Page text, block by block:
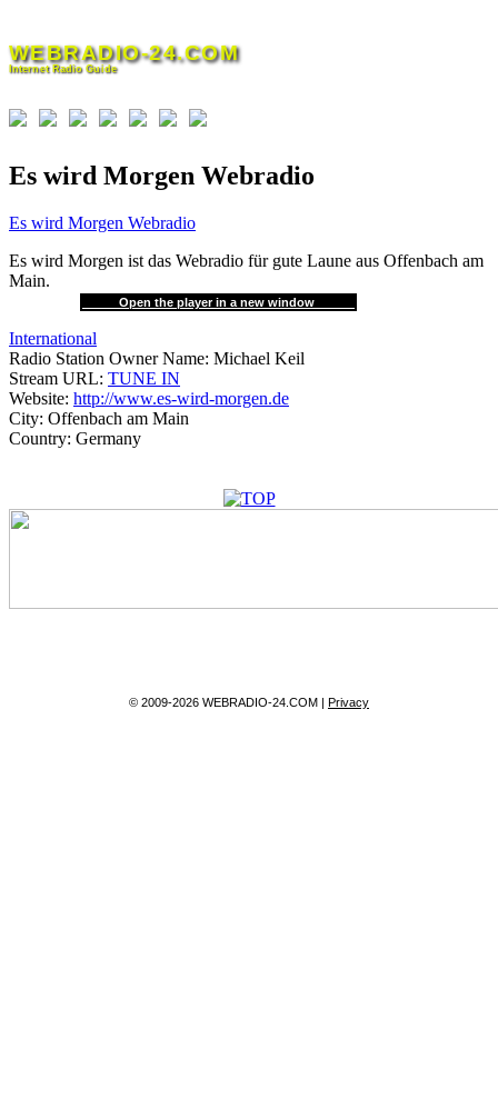
content
WEBRADIO-24.COM
Internet Radio Guide
Es wird Morgen Webradio
Es wird Morgen Webradio
Es wird Morgen ist das Webradio für gute Laune aus Offenbach am
Main.
Open the player in a new window
International
Radio Station Owner Name: Michael Keil
Stream URL: TUNE IN
Website: http://www.es-wird-morgen.de
City: Offenbach am Main
Country: Germany
© 2009-2026 WEBRADIO-24.COM | Privacy